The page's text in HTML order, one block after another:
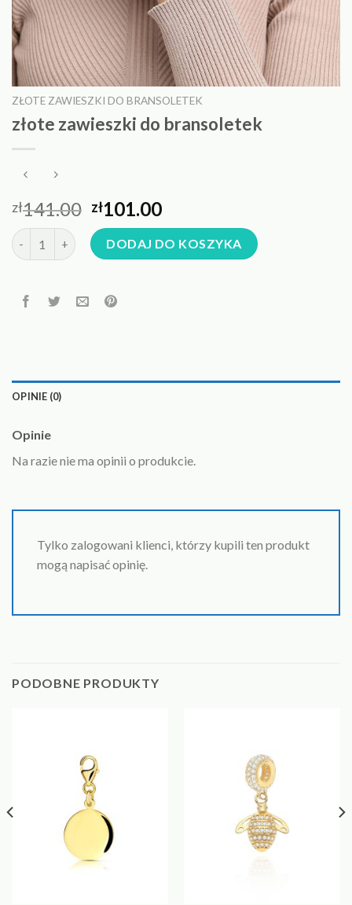
ZŁOTE ZAWIESZKI DO BRANSOLETEK
złote zawieszki do bransoletek
zł141.00 zł101.00
ilość złote zawieszki do bransoletek
DODAJ DO KOSZYKA
OPINIE (0)
Opinie
Na razie nie ma opinii o produkcie.
Tylko zalogowani klienci, którzy kupili ten produkt
mogą napisać opinię.
PODOBNE PRODUKTY